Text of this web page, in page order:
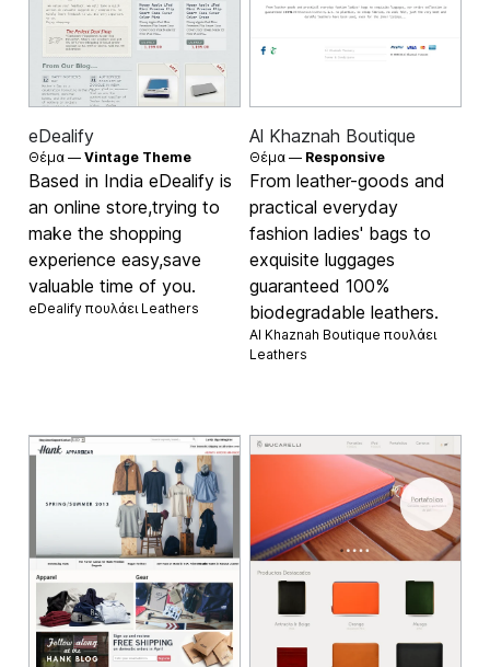
eDealify
Θέμα —Vintage Theme
Based in India eDealify is
an online store,trying to
make the shopping
experience easy,save
valuable time of you.
eDealify πουλάει Leathers
Al Khaznah Boutique
Θέμα — Responsive
From leather-goods and
practical everyday
fashion ladies' bags to
exquisite luggages
guaranteed 100%
biodegradable leathers.
Al Khaznah Boutique πουλάει
Leathers